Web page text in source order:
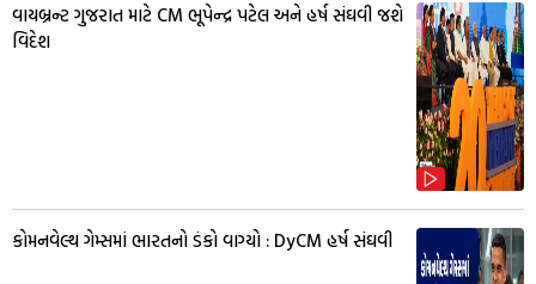
વાયબ્રન્ટ ગુજરાત માટે CM ભૂપેન્દ્ર પટેલ અને હર્ષ સંઘવી જશે
વિદેશ
કોમનવેલ્થ ગેમ્સમાં ભારતનો ડંકો વાગ્યો : DyCM હર્ષ સંઘવી